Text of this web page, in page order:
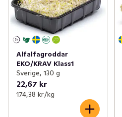
Alfalfagroddar
EKO/KRAV Klass1
Sverige, 130 g
22,67 kr
174,38 kr /kg